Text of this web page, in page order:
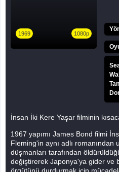
1969 1080p
İnsan İki Kere Yaşar filminin
1967 yapımı James Bond filmi
Fleming'in aynı adlı romanından
düşmanları tarafından
değiştirerek Japonya'ya gider ve
örgütünü durdurmak için